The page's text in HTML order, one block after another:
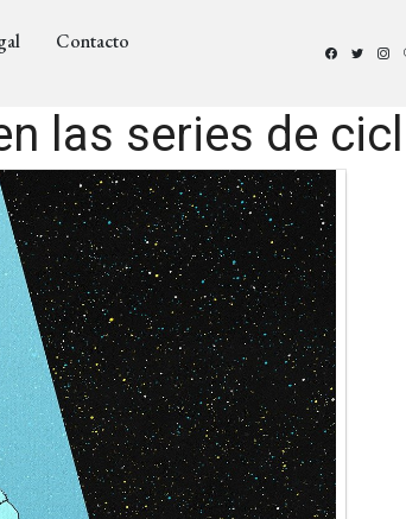
Contacto
las series de